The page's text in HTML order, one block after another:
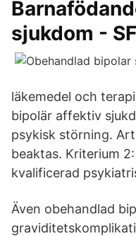
sjukdom -
läkemedel och
bipolär affektiv
psykisk störning.
beaktas. Kriterium
kvalificerad
Även obehandlad